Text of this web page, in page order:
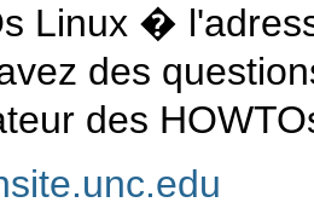
Linux �
des
des